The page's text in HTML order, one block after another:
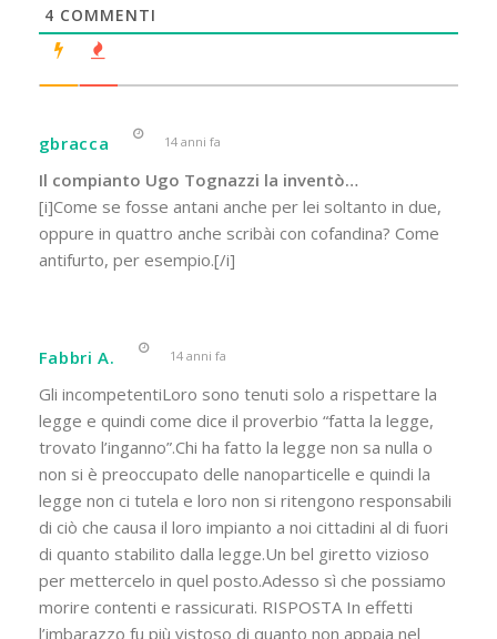
4 COMMENTI
gbracca 14 anni fa
Il compianto Ugo Tognazzi la inventò…
[i]Come se fosse antani anche per lei soltanto in due,
oppure in quattro anche scribài con cofandina? Come
antifurto, per esempio.[/i]
Fabbri A. 14 anni fa
Gli incompetentiLoro sono tenuti solo a rispettare la
legge e quindi come dice il proverbio “fatta la legge,
trovato l’inganno”.Chi ha fatto la legge non sa nulla o
non si è preoccupato delle nanoparticelle e quindi la
legge non ci tutela e loro non si ritengono responsabili
di ciò che causa il loro impianto a noi cittadini al di fuori
di quanto stabilito dalla legge.Un bel giretto vizioso
per mettercelo in quel posto.Adesso sì che possiamo
morire contenti e rassicurati. RISPOSTA In effetti
l’imbarazzo fu più vistoso di quanto non appaia nel